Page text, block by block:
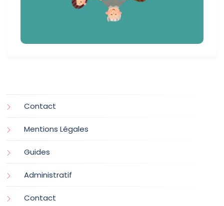
Contact
Mentions Légales
Guides
Administratif
Contact